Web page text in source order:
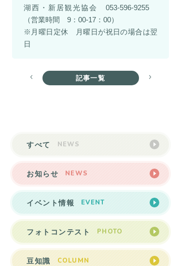
湖西・新居観光協会 053-596-9255
（営業時間 9：00-17：00）
※月曜日定休 月曜日が祝日の場合は翌
日
記事一覧
NEWS
すべて
NEWS
お知らせ
EVENT
イベント情報
PHOTO
フォトコンテスト
COLUMN
豆知識